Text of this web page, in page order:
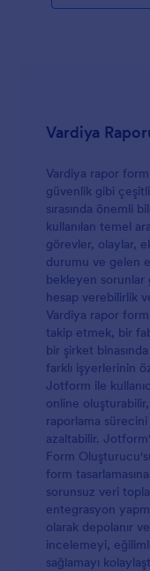
Vardiya
Vardiya rapor
güvenlik gibi
sırasında önemli
kullanılan temel
görevler, olaylar,
durumu ve gelen
bekleyen sorunlar
hesap verebilirlik
Vardiya rapor
takip etmek, bir
bir şirket
farklı işyerlerinin
Jotform ile
online
raporlama sürecini
azaltabilir.
Form
form
sorunsuz veri
entegrasyon
olarak depolanır
incelemeyi,
sağlamayı